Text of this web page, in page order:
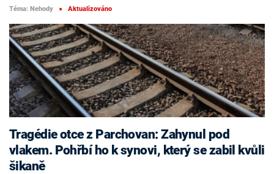
Téma: Nehody ■ Aktualizováno
Tragédie otce z Parchovan: Zahynul pod
vlakem. Pohřbí ho k synovi, který se zabil kvůli
šikaně